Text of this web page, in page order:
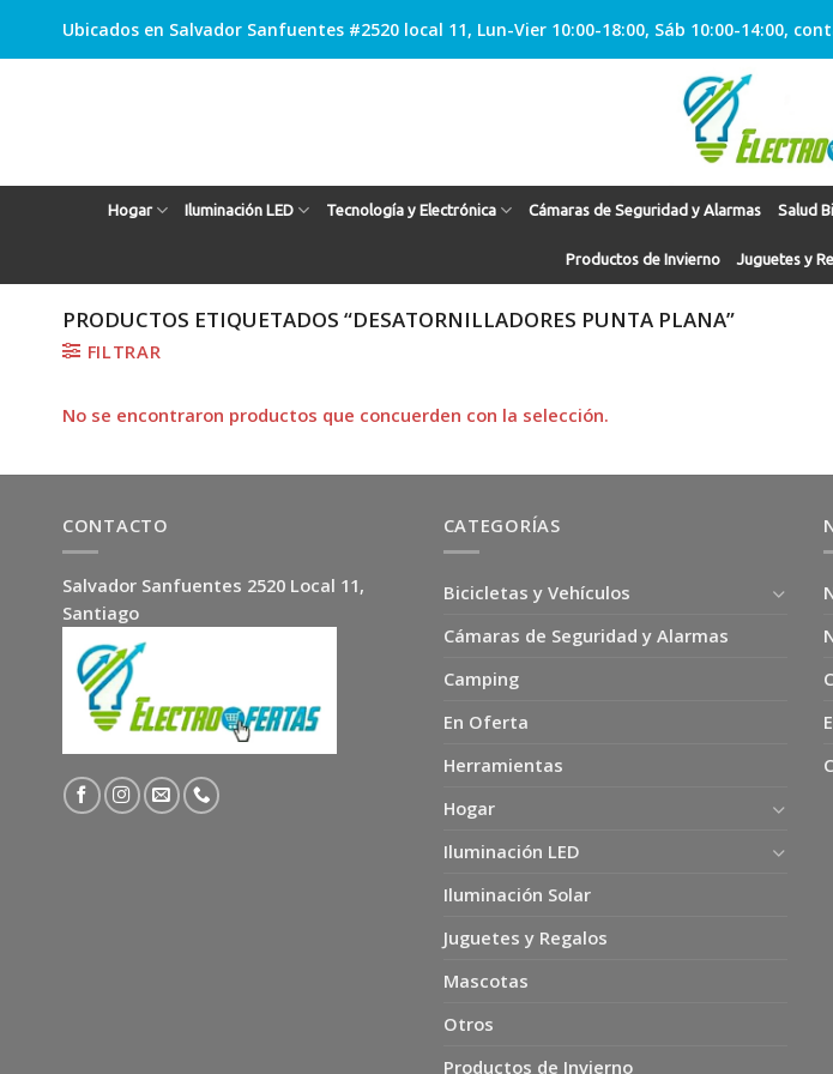
Ubicados en Salvador Sanfuentes #2520 local 11, Lun-Vier 10:00-18:00, Sáb 10:00-14:00,
Hogar Iluminación LED Tecnología y Electrónica Cámaras de Seguridad y Alarmas Salud
Productos de Invierno Juguetes y
PRODUCTOS ETIQUETADOS “DESATORNILLADORES PUNTA PLANA”
FILTRAR
No se encontraron productos que concuerden con la selección.
CONTACTO
Salvador Sanfuentes 2520 Local 11,
Santiago
CATEGORÍAS
Bicicletas y Vehículos
Cámaras de Seguridad y Alarmas
Camping
En Oferta
Herramientas
Hogar
Iluminación LED
Iluminación Solar
Juguetes y Regalos
Mascotas
Otros
Productos de Invierno